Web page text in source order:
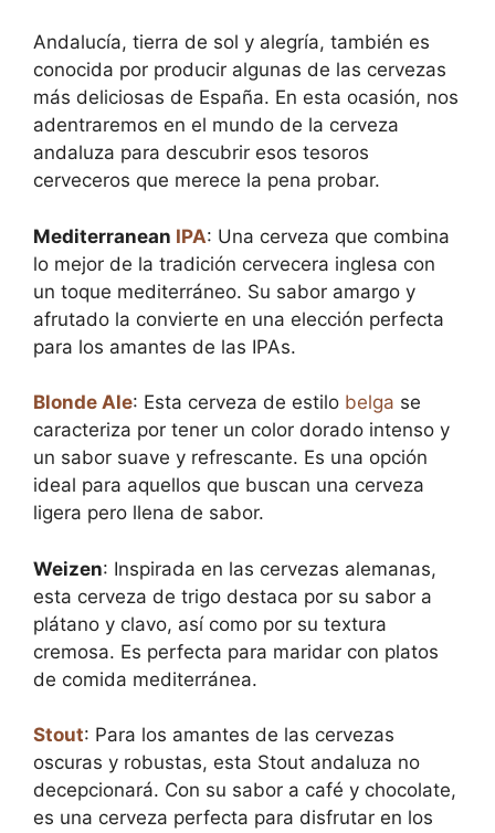
Andalucía, tierra de sol y alegría, también es
conocida por producir algunas de las cervezas
más deliciosas de España. En esta ocasión, nos
adentraremos en el mundo de la cerveza
andaluza para descubrir esos tesoros
cerveceros que merece la pena probar.
Mediterranean IPA: Una cerveza que combina
lo mejor de la tradición cervecera inglesa con
un toque mediterráneo. Su sabor amargo y
afrutado la convierte en una elección perfecta
para los amantes de las IPAs.
Blonde Ale: Esta cerveza de estilo belga se
caracteriza por tener un color dorado intenso y
un sabor suave y refrescante. Es una opción
ideal para aquellos que buscan una cerveza
ligera pero llena de sabor.
Weizen: Inspirada en las cervezas alemanas,
esta cerveza de trigo destaca por su sabor a
plátano y clavo, así como por su textura
cremosa. Es perfecta para maridar con platos
de comida mediterránea.
Stout: Para los amantes de las cervezas
oscuras y robustas, esta Stout andaluza no
decepcionará. Con su sabor a café y chocolate,
es una cerveza perfecta para disfrutar en los